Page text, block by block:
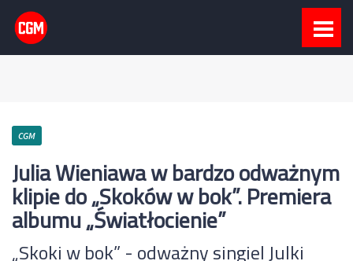
CGM
Julia Wieniawa w bardzo odważnym
klipie do „Skoków w bok”. Premiera
albumu „Światłocienie”
„Skoki w bok” - odważny singiel Julki